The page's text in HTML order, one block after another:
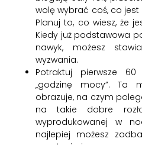
wolę wybrać coś, co
Planuj to, co wiesz, że
Kiedy już podstawowa
nawyk, możesz
wyzwania.
Potraktuj pierwsze
„godzinę mocy”. Ta
obrazuje, na czym
na takie dobre
wyprodukowanej w
najlepiej możesz